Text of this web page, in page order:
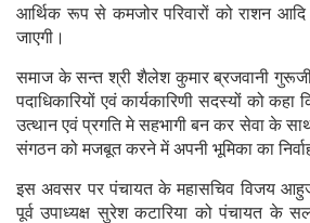
आर्थिक रूप से कमजोर परिवारों को राशन
जाएगी।
समाज के सन्त श्री शैलेश कुमार ब्रजवानी गुरूजी
पदाधिकारियों एवं कार्यकारिणी सदस्यों को
उत्थान एवं प्रगति मे सहभागी बन कर सेवा के
संगठन को मजबूत करने में अपनी भूमिका का
इस अवसर पर पंचायत के महासचिव विजय
पूर्व उपाध्यक्ष सुरेश कटारिया को पंचायत के